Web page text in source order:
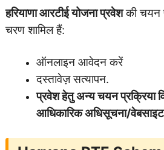
हरियाणा आरटीई योजना प्रवेशकी चयन
चरण शामिल हैं:
ऑनलाइन आवेदन करें
दस्तावेज़ सत्यापन.
प्रवेश हेतु अन्य चयन प्रक्रिया
आधिकारिक अधिसूचना/